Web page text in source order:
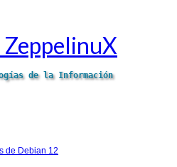
de la Información